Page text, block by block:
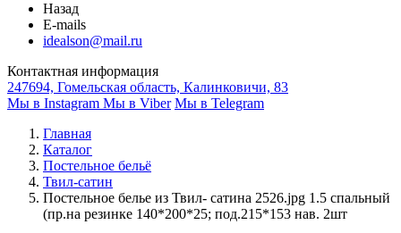
Назад
E-mails
idealson@mail.ru
Контактная информация
247694, Гомельская область, Калинковичи, 83
Мы в Instagram Мы в Viber Мы в Telegram
Главная
Каталог
Постельное бельё
Твил-сатин
Постельное белье из Твил- сатина 2526.jpg 1.5 спальный
(пр.на резинке 140*200*25; под.215*153 нав. 2шт